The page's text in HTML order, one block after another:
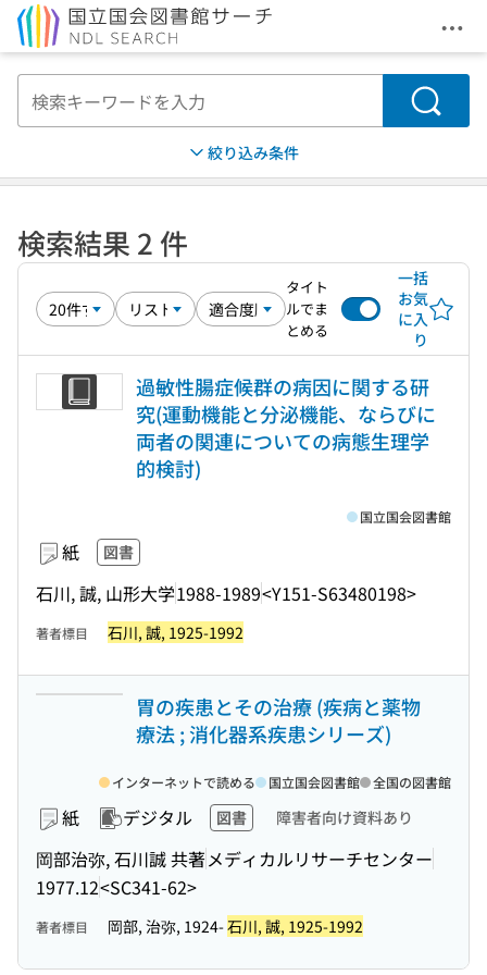
メ
検索
絞り込み条件
検索結果 2 件
タイト
ルでま
とめる
一括
お気
に入
り
過敏性腸症候群の病因に関する研
究(運動機能と分泌機能、ならびに
両者の関連についての病態生理学
的検討)
紙 図書
石川, 誠, 山形大学1988-1989<Y151-S63480198>
国立国会図書館
著者標目 石川, 誠, 1925-1992
胃の疾患とその治療 (疾病と薬物
療法 ; 消化器系疾患シリーズ)
紙 デジタル 図書 障害者向け資料あり
岡部治弥, 石川誠 共著メディカルリサーチセンター
1977.12<SC341-62>
インターネットで読める 国立国会図書館 全国の図書館
著者標目 岡部, 治弥, 1924-石川, 誠, 1925-1992